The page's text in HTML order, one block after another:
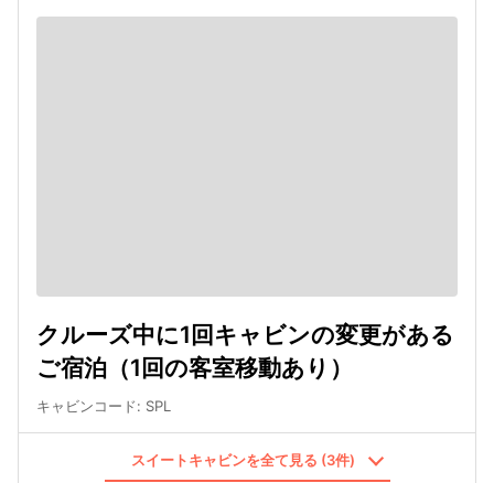
クルーズ中に1回キャビンの変更がある
ご宿泊（1回の客室移動あり）
キャビンコード: SPL
スイートキャビンを全て見る (3件)